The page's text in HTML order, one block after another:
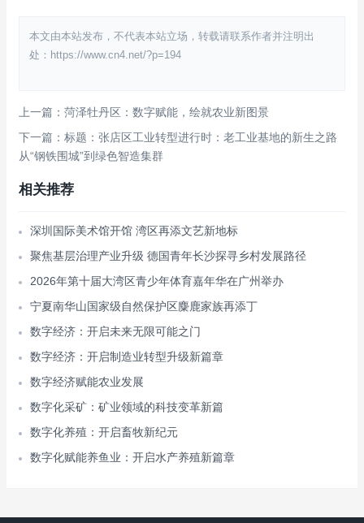
本文由本站发布，不代表本站立场，转载请联系作者并注明出
处：https://www.cn4.net/?p=194
上一篇：菏泽牡丹区：数字赋能，绘就农业新图景
下一篇：标题：张店区工业转型进行时：老工业基地的新生之路
从“钢铁围城”到绿色智造集群
相关推荐
深圳国际美术馆开馆 湾区再添文艺新地标
聚焦基层治理产业升级 德国青年长沙探寻乡村发展路径
2026年第十届大湾区青少年体育嘉年华在广州举办
宁夏南华山国家级自然保护区麋鹿家族再添丁
数字经济：开启未来无限可能之门
数字经济：开启制造业转型升级新篇章
数字经济赋能农业发展
数字化采矿：矿业领域的科技变革新篇
数字化养殖：开启畜牧新纪元
数字化赋能养鱼业：开启水产养殖新篇章